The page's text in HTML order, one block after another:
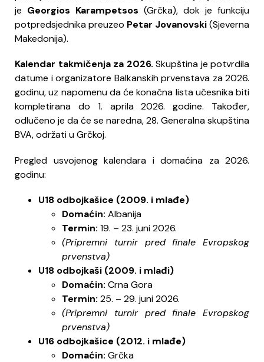
je Georgios Karampetsos (Grčka), dok je funkciju
potpredsjednika preuzeo Petar Jovanovski(Sjeverna
Makedonija).
Kalendar takmičenja za 2026. Skupština je potvrdila
datume i organizatore Balkanskih prvenstava za 2026.
godinu, uz napomenu da će konačna lista učesnika biti
kompletirana do 1. aprila 2026. godine. Također,
odlučeno je da će se naredna, 28. Generalna skupština
BVA, održati u Grčkoj.
Pregled usvojenog kalendara i domaćina za 2026.
godinu:
U18 odbojkašice (2009. i mlađe)
Domaćin: Albanija
Termin: 19. – 23. juni 2026.
(Pripremni turnir pred finale Evropskog
prvenstva)
U18 odbojkaši (2009. i mlađi)
Domaćin: Crna Gora
Termin: 25. – 29. juni 2026.
(Pripremni turnir pred finale Evropskog
prvenstva)
U16 odbojkašice (2012. i mlađe)
Domaćin: Grčka